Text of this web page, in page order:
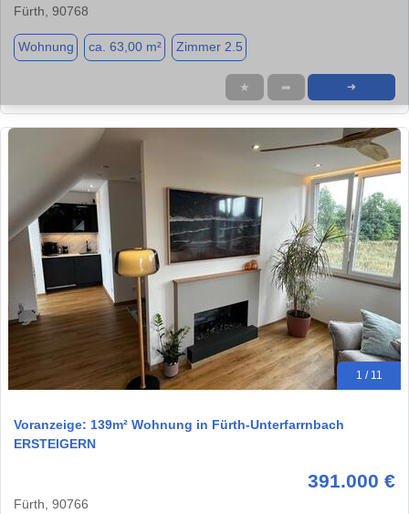
Fürth, 90768
Wohnung ca. 63,00 m² Zimmer 2.5
★ ➦ ➜
1 / 11
Voranzeige: 139m² Wohnung in Fürth-Unterfarrnbach
ERSTEIGERN
391.000 €
Fürth, 90766